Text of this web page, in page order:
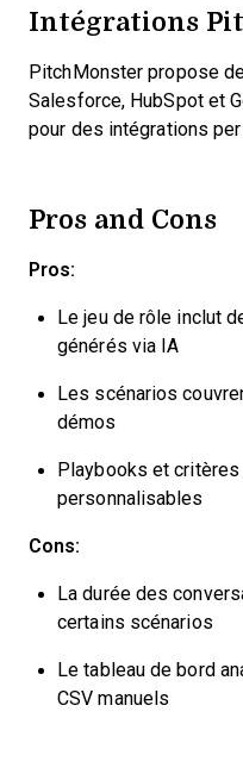
Intégrations
PitchMonster propose
Salesforce, HubSpot et
pour des intégrations
Pros and Cons
Pros:
Le jeu de rôle inclut
générés via IA
Les scénarios
démos
Playbooks et
personnalisables
Cons:
La durée des
certains scénarios
Le tableau de bord
CSV manuels